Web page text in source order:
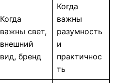
Когда
важны свет,
внешний
вид, бренд
Когда
важны
разумность
и
практичнос
ть